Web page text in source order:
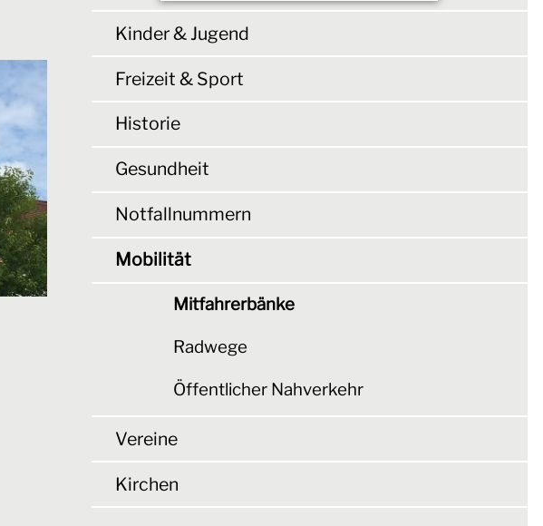
Kinder & Jugend
Freizeit & Sport
Historie
Gesundheit
Notfallnummern
Mobilität
Mitfahrerbänke
Radwege
Öffentlicher Nahverkehr
Vereine
Kirchen